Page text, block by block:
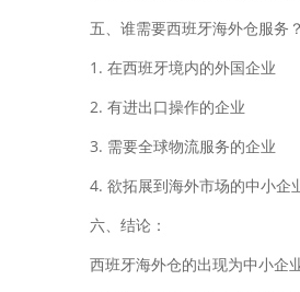
五、谁需要西班牙海外仓服务？
1. 在西班牙境内的外国企业
2. 有进出口操作的企业
3. 需要全球物流服务的企业
4. 欲拓展到海外市场的中小企
六、结论：
西班牙海外仓的出现为中小企